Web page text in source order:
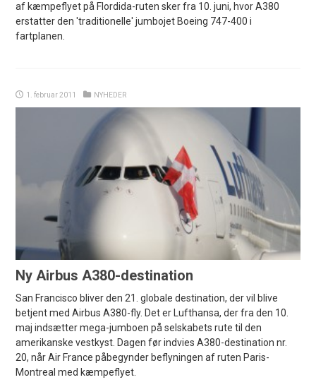
af kæmpeflyet på Flordida-ruten sker fra 10. juni, hvor A380
erstatter den 'traditionelle' jumbojet Boeing 747-400 i
fartplanen.
1. februar 2011 NYHEDER
Ny Airbus A380-destination
San Francisco bliver den 21. globale destination, der vil blive
betjent med Airbus A380-fly. Det er Lufthansa, der fra den 10.
maj indsætter mega-jumboen på selskabets rute til den
amerikanske vestkyst. Dagen før indvies A380-destination nr.
20, når Air France påbegynder beflyningen af ruten Paris-
Montreal med kæmpeflyet.